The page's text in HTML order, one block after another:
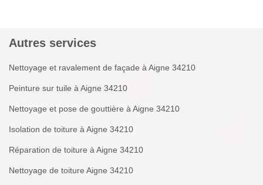
Autres services
Nettoyage et ravalement de façade à Aigne 34210
Peinture sur tuile à Aigne 34210
Nettoyage et pose de gouttière à Aigne 34210
Isolation de toiture à Aigne 34210
Réparation de toiture à Aigne 34210
Nettoyage de toiture Aigne 34210